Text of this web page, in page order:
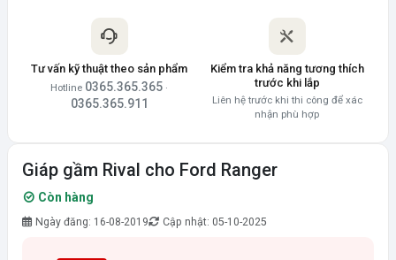
Tư vấn kỹ thuật theo sản phẩm
Hotline 0365.365.365 ·
0365.365.911
Kiểm tra khả năng tương thích
trước khi lắp
Liên hệ trước khi thi công để xác
nhận phù hợp
Giáp gầm Rival cho Ford Ranger
Còn hàng
Ngày đăng: 16-08-2019 Cập nhật: 05-10-2025